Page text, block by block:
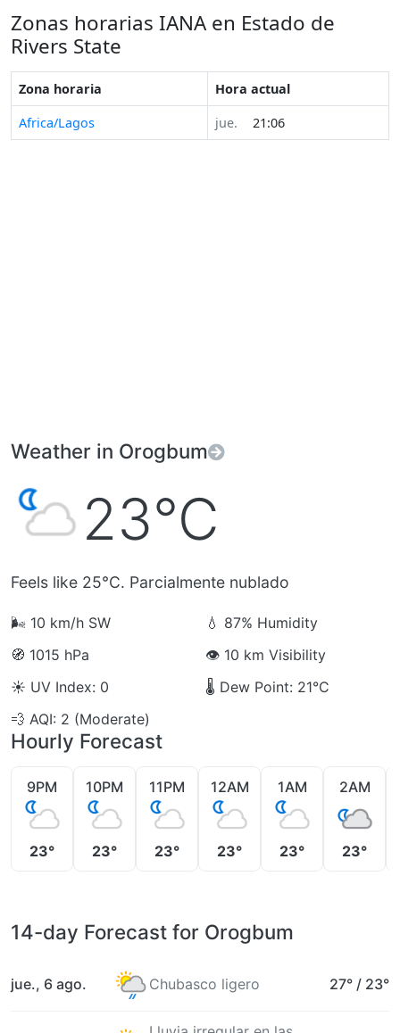
Zonas horarias IANA en Estado de
Rivers State
Zona horaria
Hora actual
Africa/Lagos
jue. 21:06
Weather in Orogbum
23°C
Feels like 25°C. Parcialmente nublado
🌬️ 10 km/h SW 💧 87% Humidity
🧭 1015 hPa 👁️ 10 km Visibility
☀️ UV Index: 0 🌡️ Dew Point: 21°C
💨 AQI: 2 (Moderate)
Hourly Forecast
9PM
23°
10PM
23°
11PM
23°
12AM
23°
1AM
23°
2AM
23°
14-day Forecast for Orogbum
jue., 6 ago. Chubasco ligero 27° / 23°